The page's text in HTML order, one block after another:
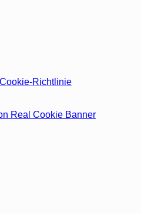
Cookie-Richtlinie
Real Cookie Banner